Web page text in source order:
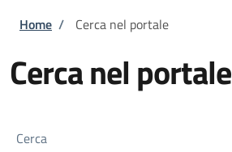
Briciole di pane
Home / Cerca nel portale
Cerca nel portale
Cerca